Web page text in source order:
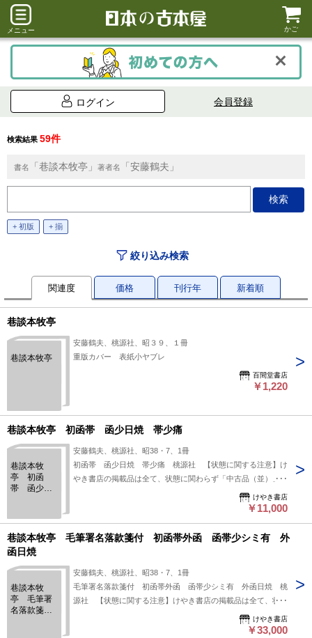
メニュー かご
ログイン 会員登録
検索結果 59件
書名 「巷談本牧亭」 著者名 「安藤鶴夫」
+ 初版 + 揃
絞り込み検索
関連度 価格 刊行年 新着順
巷談本牧亭
巷談本牧亭
安藤鶴夫、桃源社、昭３９、１冊
重版カバー 表紙小ヤブレ
百間堂書店
￥1,220
巷談本牧亭 初函帯 函少日焼 帯少痛
巷談本牧
亭 初函
帯 函少日
安藤鶴夫、桃源社、昭38・7、1冊
初函帯 函少日焼 帯少痛 桃源社 【状態に関する注意】け
やき書店の掲載品は全て、状態に関わらず「中古品（並）」と
表示されています。「日本の古本屋」は６段階の「状態」表記
が必須となりましたが、当店の扱う商品の特質上、状態の簡易
（並）」という表現は考慮にいれないで下さい。痛みなどの瑕
けやき書店
￥11,000
巷談本牧亭 毛筆署名落款箋付 初函帯外函 函帯少シミ有 外
函日焼
巷談本牧
亭 毛筆署
名落款箋
安藤鶴夫、桃源社、昭38・7、1冊
毛筆署名落款箋付 初函帯外函 函帯少シミ有 外函日焼 桃
源社 【状態に関する注意】けやき書店の掲載品は全て、状態
に関わらず「中古品（並）」と表示されています。「日本の古
本屋」は６段階の「状態」表記が必須となりましたが、当店の
けやき書店
￥33,000